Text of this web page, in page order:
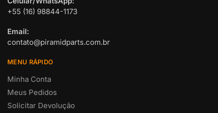
+55 (16) 98844-1173
Email:
contato@piramidparts.com.br
MENU RÁPIDO
Minha Conta
Meus Pedidos
Solicitar Devolução